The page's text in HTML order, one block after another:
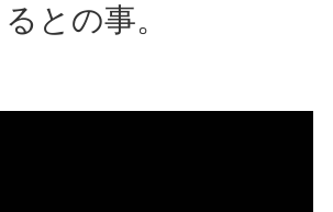
るとの事。